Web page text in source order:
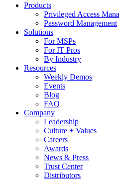
Products
Privileged Access
Password Management
Solutions
For MSPs
For IT Pros
By Industry
Resources
Weekly Demos
Events
Blog
FAQ
Company
Leadership
Culture + Values
Careers
Awards
News & Press
Trust Center
Distributors